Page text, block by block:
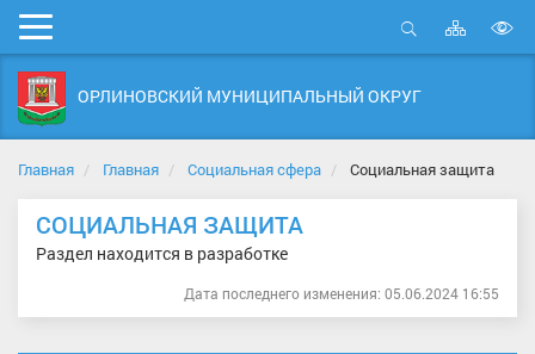
Мобильное
меню
Открыть
Карта
сайта
ОРЛИНОВСКИЙ МУНИЦИПАЛЬНЫЙ ОКРУГ
Главная Главная Социальная сфера Социальная защита
СОЦИАЛЬНАЯ ЗАЩИТА
Раздел находится в разработке
Дата последнего изменения: 05.06.2024 16:55